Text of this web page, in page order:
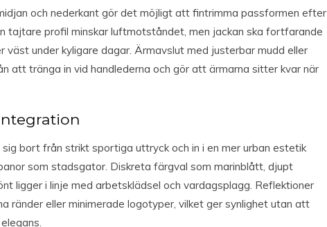
och nederkant gör det möjligt att fintrimma passformen efter
tajtare profil minskar luftmotståndet, men jackan ska fortfarande
väst under kyligare dagar. Ärmavslut med justerbar mudd eller
att tränga in vid handlederna och gör att ärmarna sitter kvar när
sig bort från strikt sportiga uttryck och in i en mer urban estetik
som stadsgator. Diskreta färgval som marinblått, djupt
ligger i linje med arbetsklädsel och vardagsplagg. Reflektioner
ränder eller minimerade logotyper, vilket ger synlighet utan att